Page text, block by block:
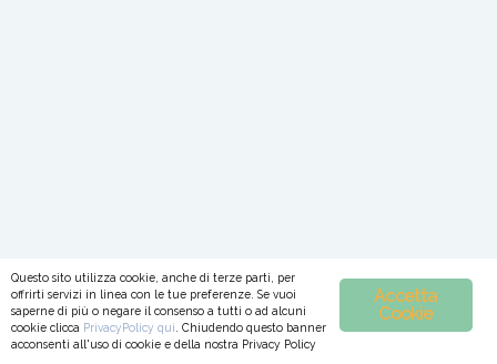
Accetta
Cookie
Questo sito utilizza cookie, anche di terze parti, per
offrirti servizi in linea con le tue preferenze. Se vuoi
saperne di più o negare il consenso a tutti o ad alcuni
cookie clicca PrivacyPolicy qui . Chiudendo questo banner
acconsenti all'uso di cookie e della nostra Privacy Policy